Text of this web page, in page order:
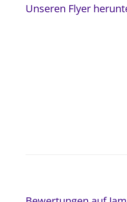
Unseren Flyer